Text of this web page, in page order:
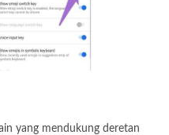
yang mendukung deretan